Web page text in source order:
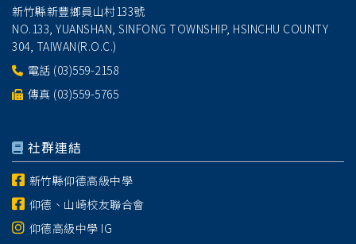
新竹縣新豐鄉員山村133號
NO.133, YUANSHAN, SINFONG TOWNSHIP, HSINCHU COUNTY
304, TAIWAN(R.O.C.)
電話 (03)559-2158
傳真 (03)559-5765
社群連結
新竹縣仰德高級中學
仰德、山崎校友聯合會
仰德高級中學 IG